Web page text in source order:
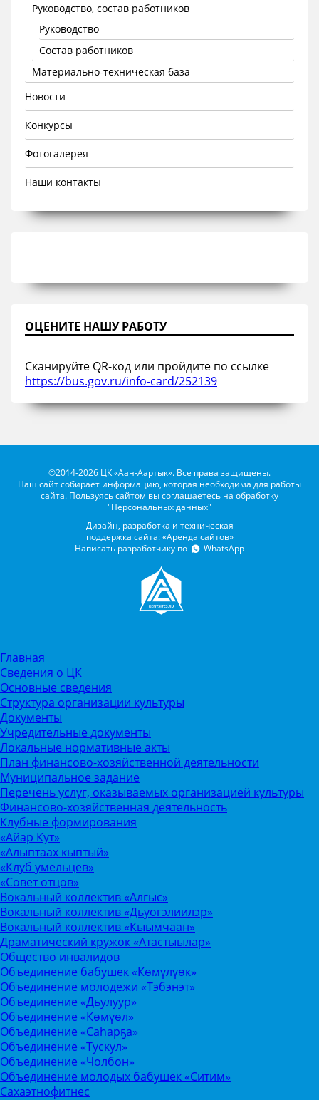
Руководство, состав работников
Руководство
Состав работников
Материально-техническая база
Новости
Конкурсы
Фотогалерея
Наши контакты
ОЦЕНИТЕ НАШУ РАБОТУ
Сканируйте QR-код или пройдите по ссылке
https://bus.gov.ru/info-card/252139
©2014-2026 ЦК «Аан-Аартык». Все права защищены.
Наш сайт собирает информацию, которая необходима для работы
сайта. Пользуясь сайтом вы соглашаетесь на обработку
"Персональных данных"
Дизайн, разработка и техническая
поддержка сайта: «Аренда сайтов»
Написать разработчику по
WhatsApp
Главная
Сведения о ЦК
Основные сведения
Структура организации культуры
Документы
Учредительные документы
Локальные нормативные акты
План финансово-хозяйственной деятельности
Муниципальное задание
Перечень услуг, оказываемых организацией культуры
Финансово-хозяйственная деятельность
Клубные формирования
«Айар Кут»
«Алыптаах кыптый»
«Клуб умельцев»
«Совет отцов»
Вокальный коллектив «Алгыс»
Вокальный коллектив «Дьуогэлиилэр»
Вокальный коллектив «Кыымчаан»
Драматический кружок «Атастыылар»
Общество инвалидов
Объединение бабушек «Көмүлүөк»
Объединение молодежи «Тэбэнэт»
Объединение «Дьулуур»
Объединение «Көмүөл»
Объединение «Саhарҕа»
Объединение «Тускул»
Объединение «Чолбон»
Объединение молодых бабушек «Ситим»
Сахаэтнофитнес